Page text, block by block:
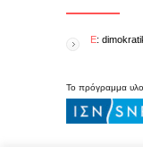
E:
Το πρόγραμμα